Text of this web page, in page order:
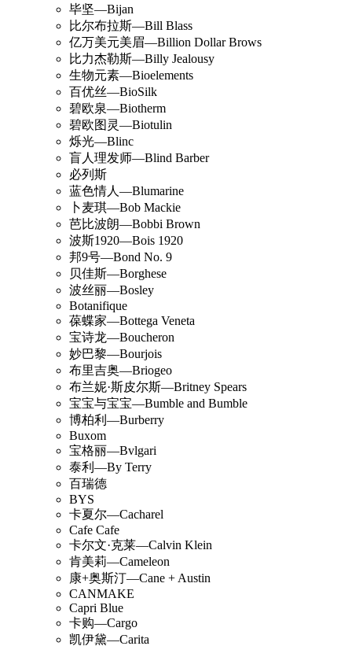
毕坚—Bijan
比尔布拉斯—Bill Blass
亿万美元美眉—Billion Dollar Brows
比力杰勒斯—Billy Jealousy
生物元素—Bioelements
百优丝—BioSilk
碧欧泉—Biotherm
碧欧图灵—Biotulin
烁光—Blinc
盲人理发师—Blind Barber
必列斯
蓝色情人—Blumarine
卜麦琪—Bob Mackie
芭比波朗—Bobbi Brown
波斯1920—Bois 1920
邦9号—Bond No. 9
贝佳斯—Borghese
波丝丽—Bosley
Botanifique
葆蝶家—Bottega Veneta
宝诗龙—Boucheron
妙巴黎—Bourjois
布里吉奥—Briogeo
布兰妮·斯皮尔斯—Britney Spears
宝宝与宝宝—Bumble and Bumble
博柏利—Burberry
Buxom
宝格丽—Bvlgari
泰利—By Terry
百瑞德
BYS
卡夏尔—Cacharel
Cafe Cafe
卡尔文·克莱—Calvin Klein
肯美莉—Cameleon
康+奥斯汀—Cane + Austin
CANMAKE
Capri Blue
卡购—Cargo
凯伊黛—Carita